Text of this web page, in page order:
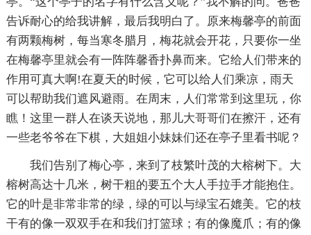
告诉耐心的给我讲解，最后我明白了。原来梅馨亭的前面
有两颗梅树，每当寒冬腊月，梅花就会开花，只要你一坐
在梅馨亭里就会有一阵阵馨香扑鼻而来。它给人们带来的
作用可真大啊!在夏天的时候，它可以给人们乘凉，雨天
可以帮助我们遮风避雨。在周末，人们常常到这里玩，你
瞧！这里一群人在谈天说地，那儿大哥哥们在擦汗，还有
一些老爷爷在下棋，大姐姐小妹妹们还在亭子里看书呢？
我们告别了梅心亭，来到了枝繁叶茂的大榕树下。大
榕树高达十几米，树干粗的要五个大人手拉手才能抱住。
它的叶是非常非常的绿，绿的可以与绿宝石媲美。它的枝
干有的像一双双手在和我们打篮球；有的像魔爪；有的像